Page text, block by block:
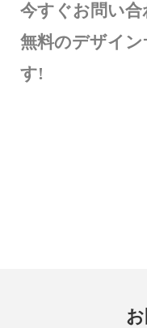
今すぐお問い合
無料のデザイ
す!